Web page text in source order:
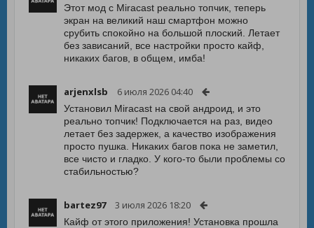
Этот мод с Miracast реально топчик, теперь
экран на великий наш смартфон можно
срубить спокойно на большой плоский. Летает
без зависаний, все настройки просто кайф,
никаких багов, в общем, имба!
arjenxlsb 6 июля 2026 04:40
Установил Miracast на свой андроид, и это
реально топчик! Подключается на раз, видео
летает без задержек, а качество изображения
просто пушка. Никаких багов пока не заметил,
все чисто и гладко. У кого-то были проблемы со
стабильностью?
bartez97 3 июля 2026 18:20
Кайф от этого приложения! Установка прошла